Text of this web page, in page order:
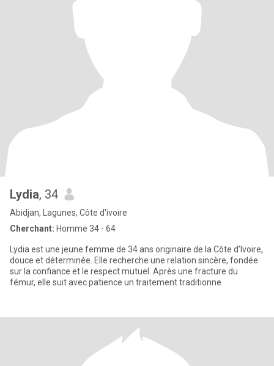
Lydia, 34
Abidjan, Lagunes, Côte d'ivoire
Cherchant: Homme 34 - 64
Lydia est une jeune femme de 34 ans originaire de la Côte d’Ivoire,
douce et déterminée. Elle recherche une relation sincère, fondée
sur la confiance et le respect mutuel. Après une fracture du
fémur, elle suit avec patience un traitement traditionne